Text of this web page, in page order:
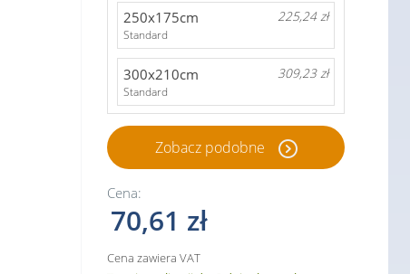
250x175cm 225,24 zł
Standard
300x210cm 309,23 zł
Standard
Zobacz podobne
Cena:
70,61 zł
Cena zawiera VAT